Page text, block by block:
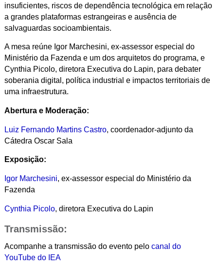
insuficientes, riscos de dependência tecnológica em relação
a grandes plataformas estrangeiras e ausência de
salvaguardas socioambientais.
A mesa reúne Igor Marchesini, ex-assessor especial do
Ministério da Fazenda e um dos arquitetos do programa, e
Cynthia Picolo, diretora Executiva do Lapin, para debater
soberania digital, política industrial e impactos territoriais de
uma infraestrutura.
Abertura e Moderação:
Luiz Fernando Martins Castro, coordenador-adjunto da
Cátedra Oscar Sala
Exposição:
Igor Marchesini, ex-assessor especial do Ministério da
Fazenda
Cynthia Picolo, diretora Executiva do Lapin
Transmissão:
Acompanhe a transmissão do evento pelo canal do
YouTube do IEA